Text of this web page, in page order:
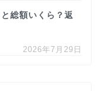
総額いくら？返
2026年7月29日